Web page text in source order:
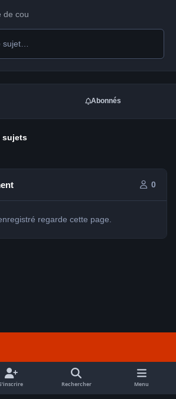
sujet…
Abonnés
sujets
0
regarde cette page.
f
a
c
Rechercher Menu